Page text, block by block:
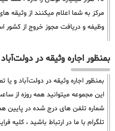
مرکز به شما اعلام میکنند از وثیقه
وظیفه و دریافت مجوز خروج از کشور
بمنظور اجاره وثیقه در
بمنظور اجاره وثیقه در دولت‌آباد و
شماره تلفن های درج شده در پایین
تلگرام با ما در ارتباط باشید ، کلیه